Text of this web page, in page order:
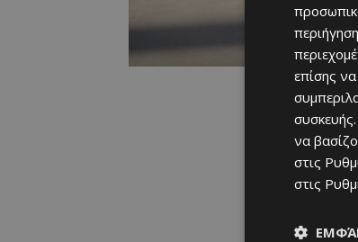
επίσης
να
στις
στις